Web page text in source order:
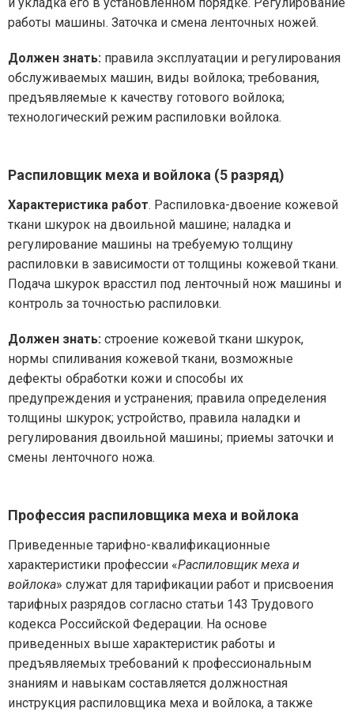
и укладка его в установленном порядке. Регулирование
работы машины. Заточка и смена ленточных ножей.
Должен знать: правила эксплуатации и регулирования
обслуживаемых машин, виды войлока; требования,
предъявляемые к качеству готового войлока;
технологический режим распиловки войлока.
Распиловщик меха и войлока (5 разряд)
Характеристика работ. Распиловка-двоение кожевой
ткани шкурок на двоильной машине; наладка и
регулирование машины на требуемую толщину
распиловки в зависимости от толщины кожевой ткани.
Подача шкурок врасстил под ленточный нож машины и
контроль за точностью распиловки.
Должен знать: строение кожевой ткани шкурок,
нормы спиливания кожевой ткани, возможные
дефекты обработки кожи и способы их
предупреждения и устранения; правила определения
толщины шкурок; устройство, правила наладки и
регулирования двоильной машины; приемы заточки и
смены ленточного ножа.
Профессия распиловщика меха и войлока
Приведенные тарифно-квалификационные
характеристики профессии «Распиловщик меха и
войлока» служат для тарификации работ и присвоения
тарифных разрядов согласно статьи 143 Трудового
кодекса Российской Федерации. На основе
приведенных выше характеристик работы и
предъявляемых требований к профессиональным
знаниям и навыкам составляется должностная
инструкция распиловщика меха и войлока, а также